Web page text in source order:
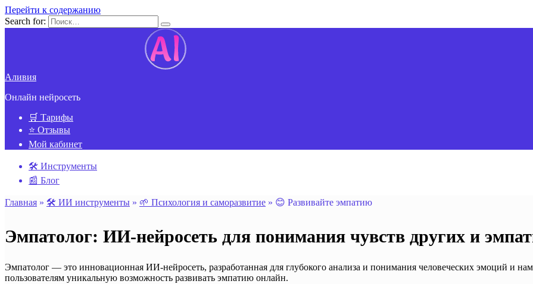
Перейти к содержанию
Search for:
Аливия
Онлайн нейросеть
🛒 Тарифы
⭐ Отзывы
Мой кабинет
🛠️ Инструменты
📰 Блог
Главная » 🛠️ ИИ инструменты » 🌱 Психология и cаморазвитие » 😊 Развивайте эмпатию
Эмпатолог: ИИ-нейросеть для понимания чувств других и
Эмпатолог — это инновационная ИИ-нейросеть, разработанная для глубокого анализа и понимания человеческих эмоций и
пользователям уникальную возможность развивать эмпатию онлайн.